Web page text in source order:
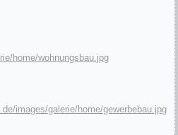
home/wohnungsbau.jpg
images/galerie/home/gewerbebau.jpg